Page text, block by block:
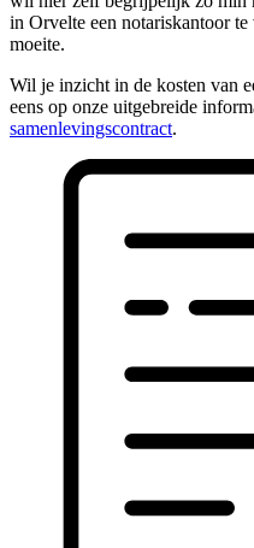
in Orvelte een notariskantoor
moeite.
Wil je inzicht in de kosten van
eens op onze uitgebreide
samenlevingscontract.